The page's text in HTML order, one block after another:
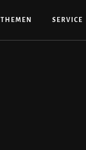
THEMEN SERVICE